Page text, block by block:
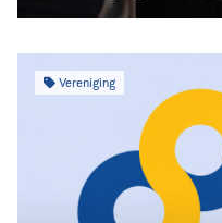
Vereniging